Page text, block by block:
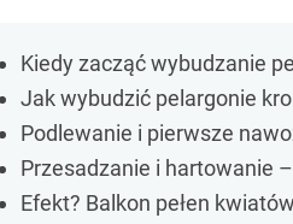
Kiedy zacząć wybudzanie
Jak wybudzić pelargonie
Podlewanie i pierwsze
Przesadzanie i hartowanie
Efekt? Balkon pełen